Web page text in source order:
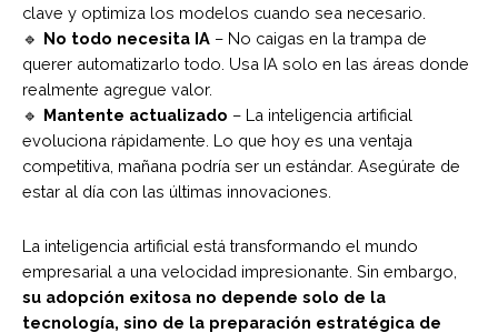
clave y optimiza los modelos cuando sea necesario.
🔹 No todo necesita IA – No caigas en la trampa de
querer automatizarlo todo. Usa IA solo en las áreas donde
realmente agregue valor.
🔹 Mantente actualizado – La inteligencia artificial
evoluciona rápidamente. Lo que hoy es una ventaja
competitiva, mañana podría ser un estándar. Asegúrate de
estar al día con las últimas innovaciones.
La inteligencia artificial está transformando el mundo
empresarial a una velocidad impresionante. Sin embargo,
su adopción exitosa no depende solo de la
tecnología, sino de la preparación estratégica de